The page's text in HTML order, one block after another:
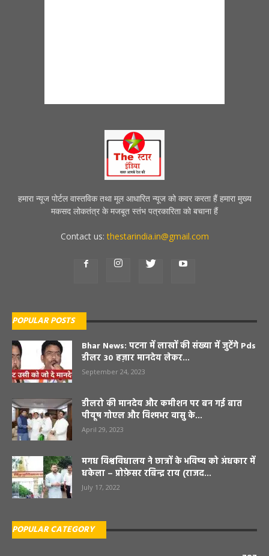
हमारा न्यूज पोर्टल वास्तविक तथा मूल आधारित न्यूज को कवर करता हैं हमारा मुख्य
मकसद लोकतंत्र के मजबूत स्तंभ पत्रकारिता को बचाना हैं
Contact us:thestarindia.in@gmail.com
POPULAR POSTS
Bhar News: पटना में लाखों की संख्या में जुटेंगे Pds
डीलर 30 हज़ार मानदेय लेकर...
September 24, 2023
डीलरो की मानदेय और कमीशन पर बन गई बात
पीयूष गोएल और विश्मभर वासु के...
April 29, 2023
मगध विश्वविधालय ने छात्रों के भविष्य को अंधकार में
धकेला – प्रोफ़ेसर रबिन्द्र राय (राजद...
July 17, 2022
POPULAR CATEGORY